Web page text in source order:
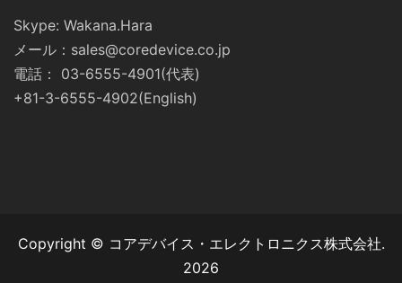
Skype: Wakana.Hara
メール：sales@coredevice.co.jp
電話： 03-6555-4901(代表)
+81-3-6555-4902(English)
Copyright © コアデバイス・エレクトロニクス株式会社.
2026